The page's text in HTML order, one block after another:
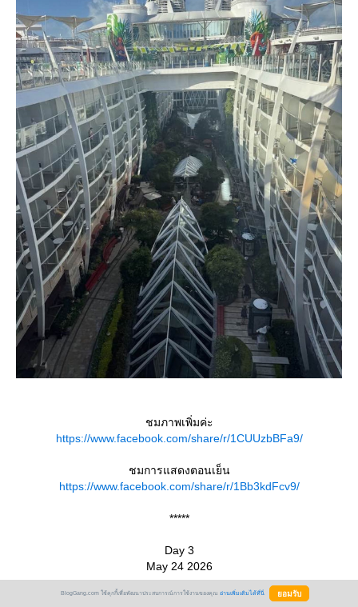
ชมภาพเพิ่มค่ะ
https://www.facebook.com/share/r/1CUUzbBFa9/
ชมการแสดงตอนเย็น
https://www.facebook.com/share/r/1Bb3kdFcv9/
*****
Day 3
May 24 2026
7 Night Perfect Day
BlogGang.com ใช้คุกกี้เพื่อพัฒนาประสบการณ์การใช้งานของคุณ อ่านเพิ่มเติมได้ที่นี่